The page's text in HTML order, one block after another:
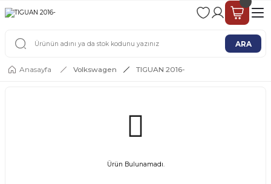
2 - 4 İŞ GÜNÜ İÇERİSİNDE KARGO
ARA
Anasayfa Volkswagen TIGUAN 2016-
Ürün Bulunamadı.